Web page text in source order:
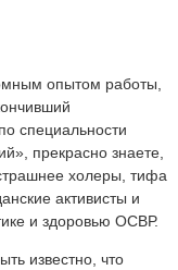
опытом работы,
специальности
прекрасно знаете,
холеры, тифа
активисты и
и здоровью ОСВР.
известно, что